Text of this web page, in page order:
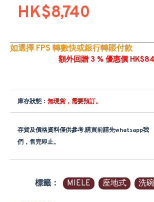
HK$8,740
如選擇 FPS 轉數快或銀行轉賬付款
額外回贈 3 % 優惠價
庫存狀態： 無現貨，需要預訂。
存貨及價格資料僅供參考,購買前請先whatsapp我
們，售完即止。
標籤： MIELE 座地式 洗